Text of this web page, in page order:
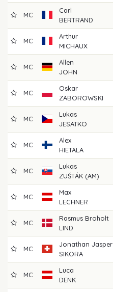
MC
Carl
BERTRAND
MC
Arthur
MICHAUX
MC
Allen
JOHN
MC
Oskar
ZABOROWSKI
MC
Lukas
JESATKO
MC
Alex
HIETALA
MC
Lukas
ZUŠTÁK (AM)
MC
Max
LECHNER
MC
Rasmus Broholt
LIND
MC
Jonathan Jasper
SIKORA
MC
Luca
DENK